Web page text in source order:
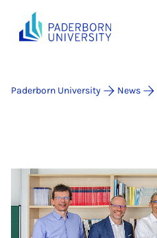
Paderborn University News